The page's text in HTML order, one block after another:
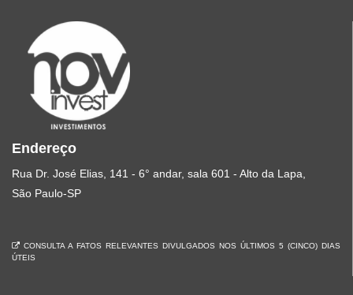
Endereço
Rua Dr. José Elias, 141 - 6° andar, sala 601 - Alto da Lapa,
São Paulo-SP
CONSULTA A FATOS RELEVANTES DIVULGADOS NOS ÚLTIMOS 5 (CINCO) DIAS
ÚTEIS